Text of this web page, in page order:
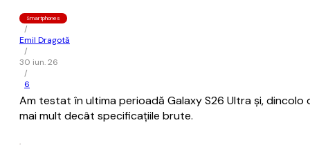
Smartphones
/
Emil Dragotă
/
30 iun. 26
/
6
Am testat în ultima perioadă Galaxy S26 Ultra și,
mai mult decât specificațiile brute.